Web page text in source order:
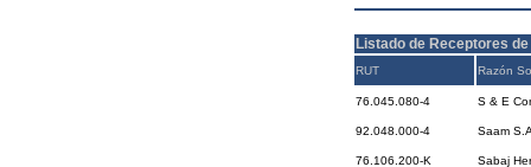
Listado de Receptores
RUT Razón
76.045.080-4 S & E
92.048.000-4 Saam
76.106.200-K Sabaj